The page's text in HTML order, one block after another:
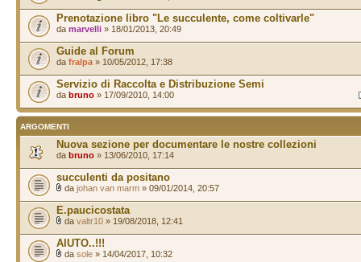
Prenotazione libro "Le succulente, come coltivarle"
da marvelli » 18/01/2013, 20:49
Guide al Forum
da fralpa » 10/05/2012, 17:38
Servizio di Raccolta e Distribuzione Semi
da bruno » 17/09/2010, 14:00
ARGOMENTI
Nuova sezione per documentare le nostre collezioni
da bruno » 13/06/2010, 17:14
succulenti da positano
da johan van marm » 09/01/2014, 20:57
E.paucicostata
da valtr10 » 19/08/2018, 12:41
AIUTO..!!!
da sole » 14/04/2017, 10:32